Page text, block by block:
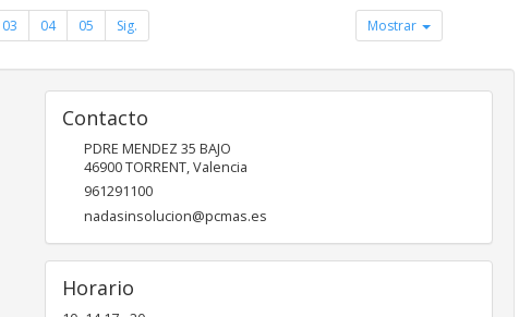
03 04 05 Sig. Mostrar
Contacto
PDRE MENDEZ 35 BAJO
46900TORRENT,Valencia
961291100
nadasinsolucion@pcmas.es
Horario